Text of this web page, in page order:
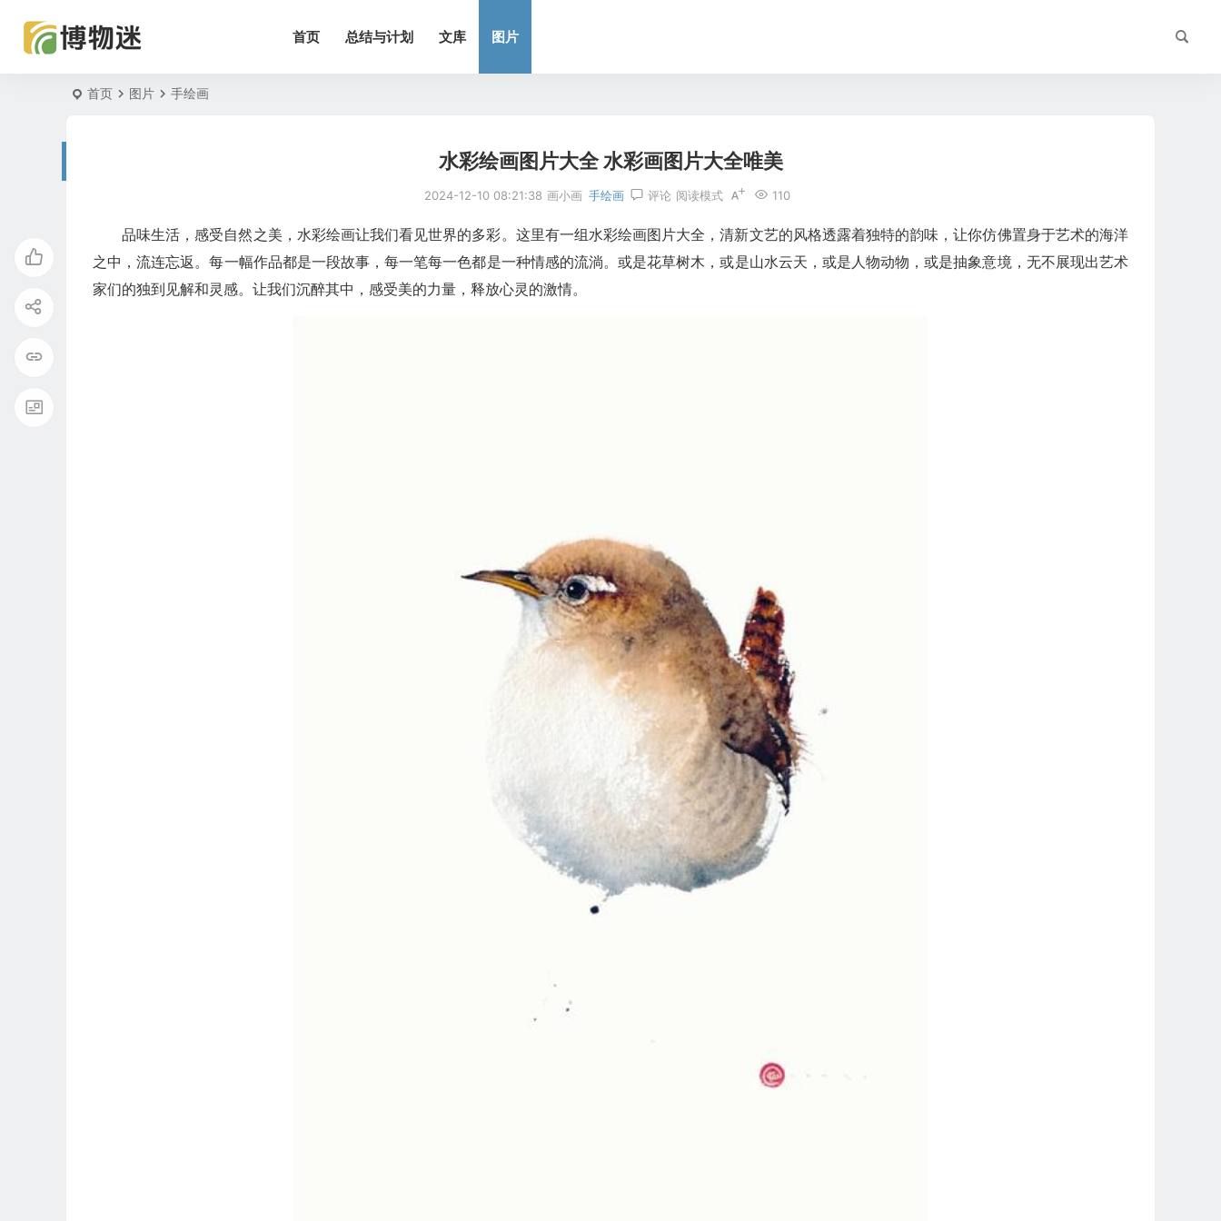
首页 总结与计划 文库 图片
首页 图片 手绘画
水彩绘画图片大全 水彩画图片大全唯美
2024-12-10 08:21:38 画小画 手绘画 评论 110
阅读模式
品味生活，感受自然之美，水彩绘画让我们看见世界的多彩。这里有一组水彩绘画图片大全，清新文艺的风格透露着独特的韵味，让你仿佛置身于艺术的海洋
之中，流连忘返。每一幅作品都是一段故事，每一笔每一色都是一种情感的流淌。或是花草树木，或是山水云天，或是人物动物，或是抽象意境，无不展现出艺术
家们的独到见解和灵感。让我们沉醉其中，感受美的力量，释放心灵的激情。